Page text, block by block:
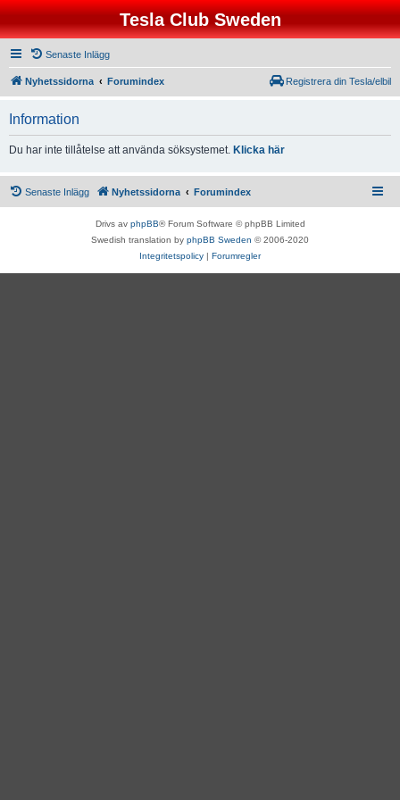
Tesla Club Sweden
Senaste Inlägg
Nyhetssidorna Forumindex Registrera din Tesla/elbil
Information
Du har inte tillåtelse att använda söksystemet. Klicka här
Senaste Inlägg Nyhetssidorna Forumindex
Drivs av phpBB® Forum Software © phpBB Limited
Swedish translation by phpBB Sweden © 2006-2020
Integritetspolicy | Forumregler